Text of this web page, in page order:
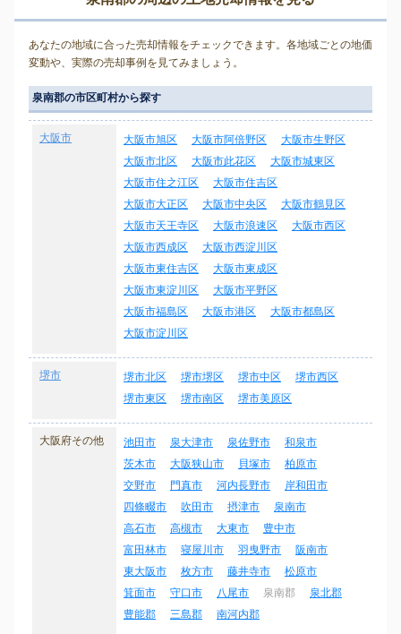
あなたの地域に合った売却情報をチェックできます。各地域ごとの地価
変動や、実際の売却事例を見てみましょう。
泉南郡の市区町村から探す
大阪市 大阪市旭区 大阪市阿倍野区
大阪市生野区
大阪市北区
大阪市此花区
大阪市城東区
大阪市住之江区
大阪市住吉区
大阪市大正区
大阪市中央区
大阪市鶴見区
大阪市天王寺区
大阪市浪速区
大阪市西区
大阪市西成区
大阪市西淀川区
大阪市東住吉区
大阪市東成区
大阪市東淀川区
大阪市平野区
大阪市福島区
大阪市港区
大阪市都島区
大阪市淀川区
堺市 堺市北区 堺市堺区 堺市中区
堺市西区
堺市東区
堺市南区 堺市美原区
大阪府その他 池田市 泉大津市 泉佐野市
和泉市
茨木市
大阪狭山市 貝塚市
柏原市
交野市
門真市 河内長野市
岸和田市
四條畷市
吹田市 摂津市
泉南市
高石市
高槻市 大東市
豊中市
富田林市
寝屋川市 羽曳野市
阪南市
東大阪市
枚方市 藤井寺市
松原市
箕面市
守口市 八尾市 泉南郡
泉北郡
豊能郡
三島郡 南河内郡